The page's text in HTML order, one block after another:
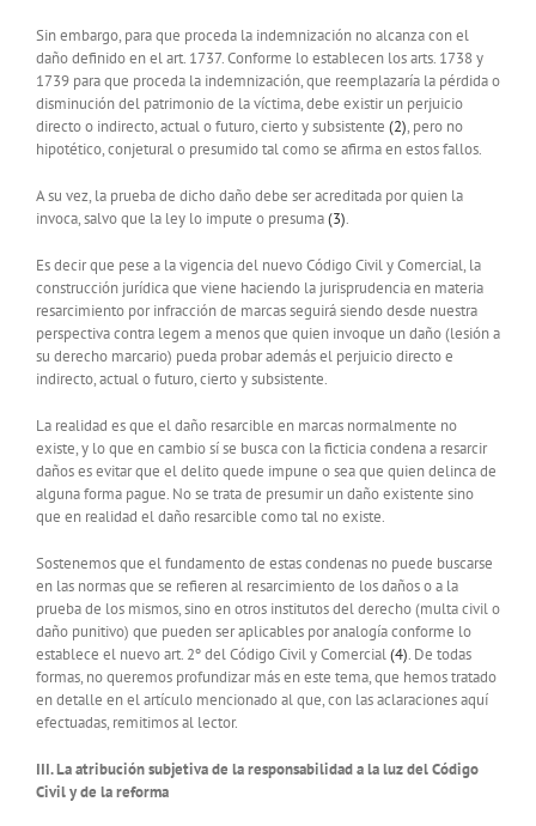
Sin embargo, para que proceda la indemnización no alcanza con el
daño definido en el art. 1737. Conforme lo establecen los arts. 1738 y
1739 para que proceda la indemnización, que reemplazaría la pérdida o
disminución del patrimonio de la víctima, debe existir un perjuicio
directo o indirecto, actual o futuro, cierto y subsistente (2), pero no
hipotético, conjetural o presumido tal como se afirma en estos fallos.
A su vez, la prueba de dicho daño debe ser acreditada por quien la
invoca, salvo que la ley lo impute o presuma(3).
Es decir que pese a la vigencia del nuevo Código Civil y Comercial, la
construcción jurídica que viene haciendo la jurisprudencia en materia
resarcimiento por infracción de marcas seguirá siendo desde nuestra
perspectiva contra legem a menos que quien invoque un daño (lesión a
su derecho marcario) pueda probar además el perjuicio directo e
indirecto, actual o futuro, cierto y subsistente.
La realidad es que el daño resarcible en marcas normalmente no
existe, y lo que en cambio sí se busca con la ficticia condena a resarcir
daños es evitar que el delito quede impune o sea que quien delinca de
alguna forma pague. No se trata de presumir un daño existente sino
que en realidad el daño resarcible como tal no existe.
Sostenemos que el fundamento de estas condenas no puede buscarse
en las normas que se refieren al resarcimiento de los daños o a la
prueba de los mismos, sino en otros institutos del derecho (multa civil o
daño punitivo) que pueden ser aplicables por analogía conforme lo
establece el nuevo art. 2º del Código Civil y Comercial(4). De todas
formas, no queremos profundizar más en este tema, que hemos tratado
en detalle en el artículo mencionado al que, con las aclaraciones aquí
efectuadas, remitimos al lector.
III. La atribución subjetiva de la responsabilidad a la luz del Código
Civil y de la reforma